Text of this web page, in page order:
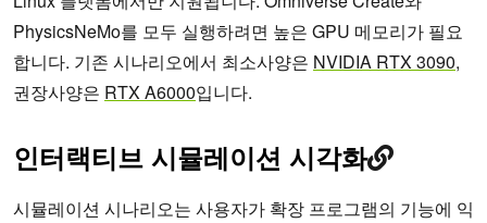
PhysicsNeMo를 모두 실행하려면 높은 GPU 메모리가 필요
합니다. 기존 시나리오에서 최소사양은 NVIDIA RTX 3090,
권장사양은 RTX A6000입니다.
인터랙티브 시뮬레이션 시각화
시뮬레이션 시나리오는 사용자가 확장 프로그램의 기능에 익